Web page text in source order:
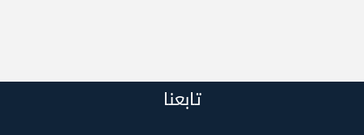
تابعنا